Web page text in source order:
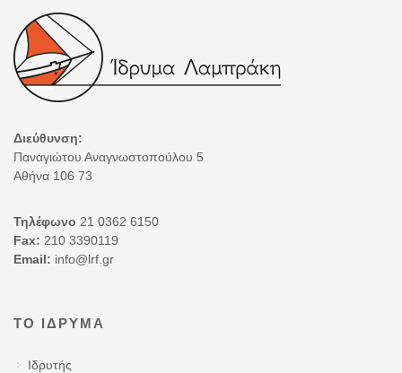
Διεύθυνση:
Παναγιώτου Αναγνωστοπούλου 5
Αθήνα 106 73
Τηλέφωνο 21 0362 6150
Fax: 210 3390119
Email: info@lrf.gr
ΤΟ ΊΔΡΥΜΑ
Ιδρυτής